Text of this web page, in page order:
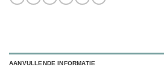
AANVULLENDE INFORMATIE